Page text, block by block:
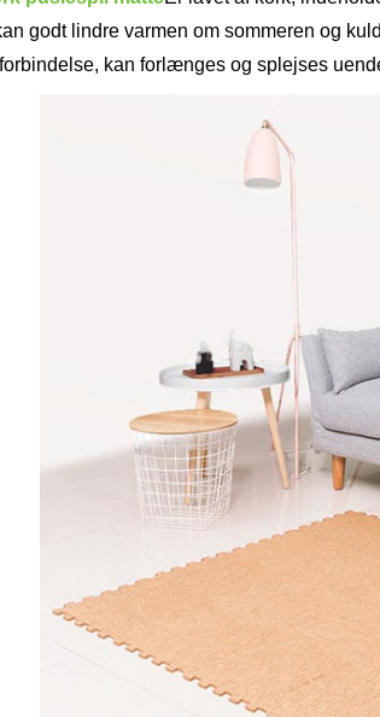
godt lindre varmen om sommeren og
kan forlænges og splejses